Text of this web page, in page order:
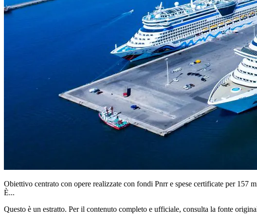
Obiettivo centrato con opere realizzate con fondi Pnrr e spese certificate per
È...
Questo è un estratto. Per il contenuto completo e ufficiale, consulta la fonte